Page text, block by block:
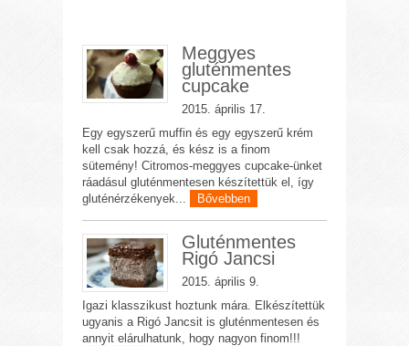
Meggyes
gluténmentes
cupcake
2015. április 17.
Egy egyszerű muffin és egy egyszerű krém
kell csak hozzá, és kész is a finom
sütemény! Citromos-meggyes cupcake-ünket
ráadásul gluténmentesen készítettük el, így
gluténérzékenyek...
Bővebben
Gluténmentes
Rigó Jancsi
2015. április 9.
Igazi klasszikust hoztunk mára. Elkészítettük
ugyanis a Rigó Jancsit is gluténmentesen és
annyit elárulhatunk, hogy nagyon finom!!!